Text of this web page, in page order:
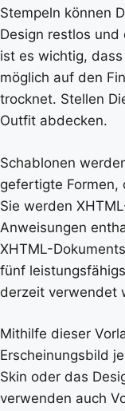
Stempeln können
Design restlos
ist es wichtig,
möglich auf den
trocknet. Stellen
Outfit abdecken.
Schablonen
gefertigte
Sie werden
Anweisungen
XHTML-
fünf
derzeit verwendet
Mithilfe dieser
Erscheinungsbild
Skin oder das
verwenden auch